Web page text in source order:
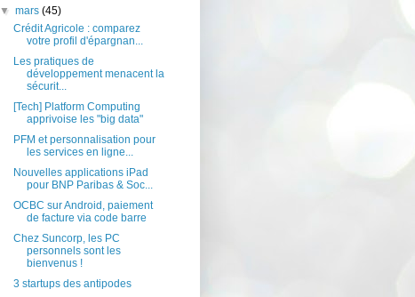
▼mars(45)
Crédit Agricole : comparez
votre profil d'épargnan...
Les pratiques de
développement menacent la
sécurit...
[Tech] Platform Computing
apprivoise les "big data"
PFM et personnalisation pour
les services en ligne...
Nouvelles applications iPad
pour BNP Paribas & Soc...
OCBC sur Android, paiement
de facture via code barre
Chez Suncorp, les PC
personnels sont les
bienvenus !
3 startups des antipodes